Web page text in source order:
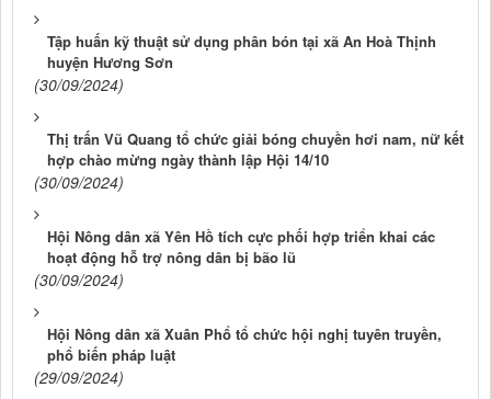
Tập huấn kỹ thuật sử dụng phân bón tại xã An Hoà Thịnh
huyện Hương Sơn
(30/09/2024)
Thị trấn Vũ Quang tổ chức giải bóng chuyền hơi nam, nữ kết
hợp chào mừng ngày thành lập Hội 14/10
(30/09/2024)
Hội Nông dân xã Yên Hồ tích cực phối hợp triển khai các
hoạt động hỗ trợ nông dân bị bão lũ
(30/09/2024)
Hội Nông dân xã Xuân Phổ tổ chức hội nghị tuyên truyền,
phổ biến pháp luật
(29/09/2024)